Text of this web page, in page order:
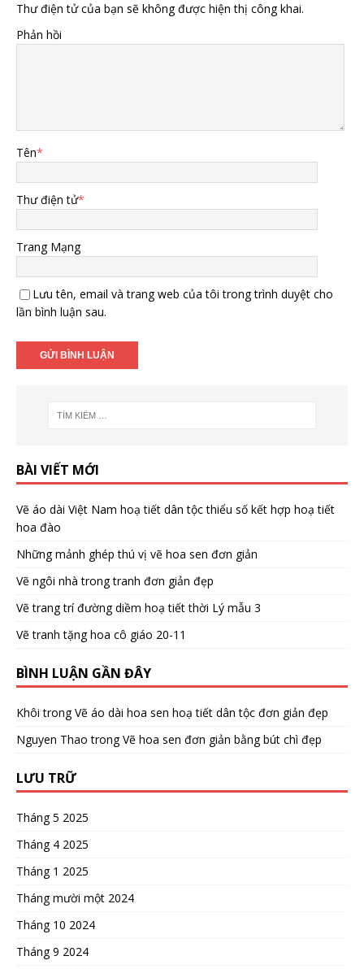
Thư điện tử của bạn sẽ không được hiện thị công khai.
Phản hồi
Tên*
Thư điện tử*
Trang Mạng
Lưu tên, email và trang web của tôi trong trình duyệt cho
lần bình luận sau.
BÀI VIẾT MỚI
Vẽ áo dài Việt Nam hoạ tiết dân tộc thiểu số kết hợp hoạ tiết
hoa đào
Những mảnh ghép thú vị vẽ hoa sen đơn giản
Vẽ ngôi nhà trong tranh đơn giản đẹp
Vẽ trang trí đường diềm hoạ tiết thời Lý mẫu 3
Vẽ tranh tặng hoa cô giáo 20-11
BÌNH LUẬN GẦN ĐÂY
Khôi trongVẽ áo dài hoa sen hoạ tiết dân tộc đơn giản đẹp
Nguyen Thao trongVẽ hoa sen đơn giản bằng bút chì đẹp
LƯU TRỮ
Tháng 5 2025
Tháng 4 2025
Tháng 1 2025
Tháng mười một 2024
Tháng 10 2024
Tháng 9 2024